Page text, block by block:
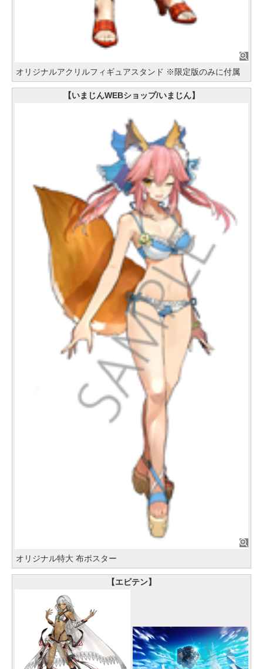
オリジナルアクリルフィギュアスタンド ※限定版のみに付属
【いまじんWEBショップ/いまじん】
オリジナル特大 布ポスター
【エビテン】